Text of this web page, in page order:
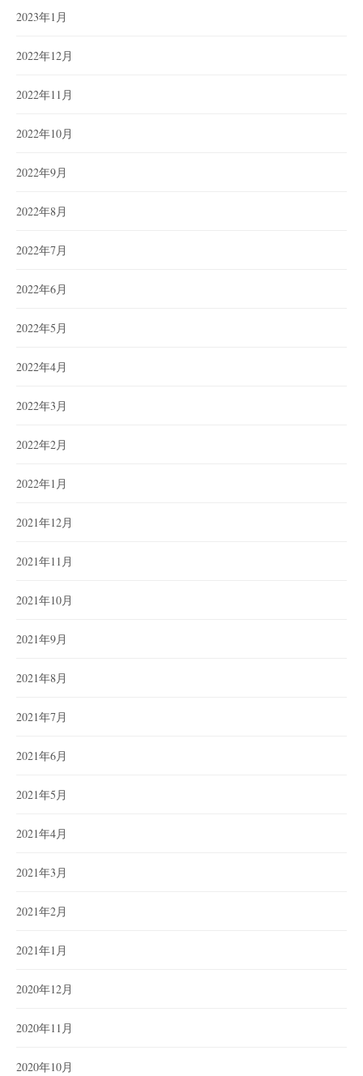
2023年1月
2022年12月
2022年11月
2022年10月
2022年9月
2022年8月
2022年7月
2022年6月
2022年5月
2022年4月
2022年3月
2022年2月
2022年1月
2021年12月
2021年11月
2021年10月
2021年9月
2021年8月
2021年7月
2021年6月
2021年5月
2021年4月
2021年3月
2021年2月
2021年1月
2020年12月
2020年11月
2020年10月